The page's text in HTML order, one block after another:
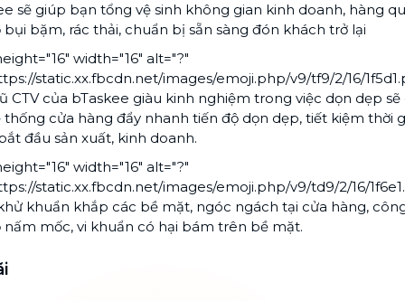
sẽ giúp bạn tổng vệ sinh không gian kinh doanh, hàng
bụi bặm, rác thải, chuẩn bị sẵn sàng đón khách trở lại
width="16" alt="?"
static.xx.fbcdn.net/images/emoji.php/v9/tf9/2/16/
CTV của bTaskee giàu kinh nghiệm trong việc dọn dẹp sẽ
thống cửa hàng đẩy nhanh tiến độ dọn dẹp, tiết kiệm thời
đầu sản xuất, kinh doanh.
width="16" alt="?"
static.xx.fbcdn.net/images/emoji.php/v9/td9/2/16/
khuẩn khắp các bề mặt, ngóc ngách tại cửa hàng,
nấm mốc, vi khuẩn có hại bám trên bề mặt.